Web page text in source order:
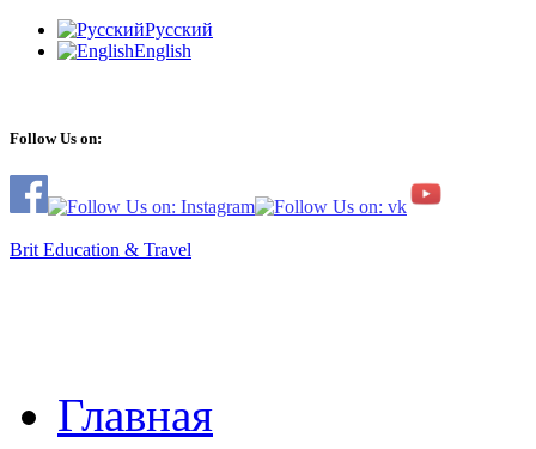
Русский
English
Follow Us on:
Brit Education & Travel
Главная